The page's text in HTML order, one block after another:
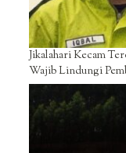
Jikalahari Kecam
Wajib Lindungi